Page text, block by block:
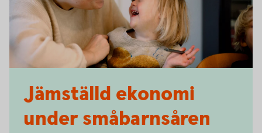
Jämställd ekonomi
under småbarnsåren